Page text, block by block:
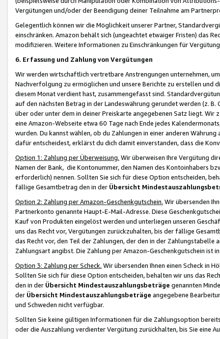
Vergütungen und/oder der Beendigung deiner Teilnahme am
Gelegentlich können wir die Möglichkeit unserer Partner,
einschränken. Amazon behält sich (ungeachtet etwaiger Fristen) das
modifizieren. Weitere Informationen zu Einschränkungen für
6. Erfassung und Zahlung von Vergütungen
Wir werden wirtschaftlich vertretbare Anstrengungen unternehmen,
Nachverfolgung zu ermöglichen und unsere Berichte zu erstellen und
diesem Monat verdient hast, zusammengefasst sind.
auf den nächsten Betrag in der Landeswährung gerundet werden (z.
über oder unter dem in deiner Preiskarte angegebenen Satz liegt.
eine Amazon-Webseite etwa 60 Tage nach Ende jedes
wurden. Du kannst wählen, ob du Zahlungen in einer anderen
dafür entscheidest, erklärst du dich damit einverstanden, dass die
Option 1: Zahlung per Überweisung. Wir überweisen Ihre Vergütung
Namen der Bank, die Kontonummer, den Namen des Kontoinhabers
erforderlich) nennen. Sollten Sie sich für diese Option entscheiden,
fällige Gesamtbetrag den in der Übersicht
Option 2: Zahlung per Amazon-Geschenkgutschein. Wir übersenden
Partnerkonto genannte Haupt-E-Mail-Adresse. Diese
Kauf von Produkten eingelöst werden und unterliegen unseren
uns das Recht vor, Vergütungen zurückzuhalten, bis der fällige
das Recht vor, den Teil der Zahlungen, der den in der
Zahlungsart angibst. Die Zahlung per Amazon-Geschenkgutschein ist
Option 3: Zahlung per Scheck. Wir übersenden Ihnen einen Scheck in
Sollten Sie sich für diese Option entscheiden, behalten wir uns das
den in der Übersicht Mindestauszahlungsbeträge genannten
der Übersicht Mindestauszahlungsbeträge angegebene
und Schweden nicht verfügbar.
Sollten Sie keine gültigen Informationen für die Zahlungsoption
oder die Auszahlung verdienter Vergütung zurückhalten, bis Sie